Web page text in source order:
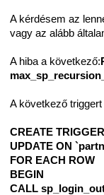
A kérdésem az
vagy az alább
A hiba a következő:
A következő
CREATE
UPDATE ON
FOR EACH ROW
BEGIN
CALL